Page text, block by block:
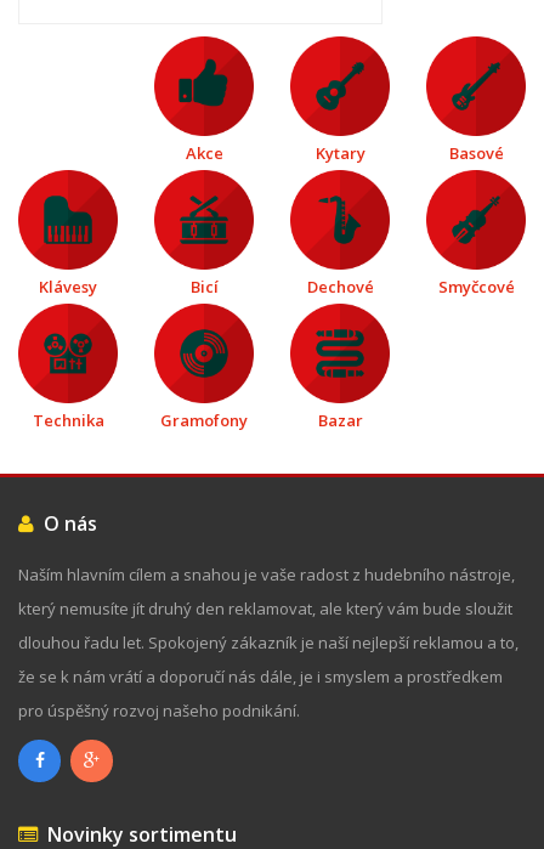
Akce Kytary Basové
Klávesy Bicí Dechové Smyčcové
Technika Gramofony Bazar
O nás
Naším hlavním cílem a snahou je vaše radost z hudebního nástroje,
který nemusíte jít druhý den reklamovat, ale který vám bude sloužit
dlouhou řadu let. Spokojený zákazník je naší nejlepší reklamou a to,
že se k nám vrátí a doporučí nás dále, je i smyslem a prostředkem
pro úspěšný rozvoj našeho podnikání.
Novinky sortimentu